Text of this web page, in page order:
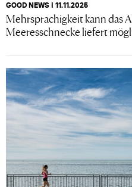
GOOD NEWS I 11.11.2025
Mehrsprachigkeit kann das
Meeresschnecke liefert